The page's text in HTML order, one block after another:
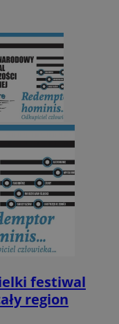
festiwal
region